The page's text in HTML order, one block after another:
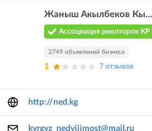
Жаныш Акылбеков Кы...
Ассоциация риелторов КР
2749 объявлений бизнеса
1 7 отзывов
http://ned.kg
kyrgyz_nedvijimost@mail.ru